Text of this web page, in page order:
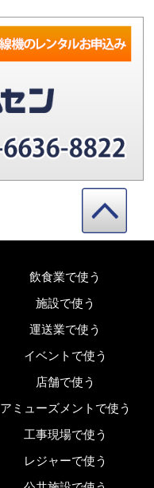
飲食業で使う
施設で使う
運送業で使う
イベントで使う
店舗で使う
アミューズメントで使う
工事現場で使う
レジャーで使う